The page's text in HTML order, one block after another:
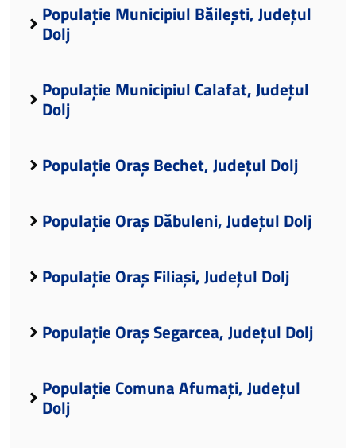
Populație Municipiul Băilești, Județul
Dolj
Populație Municipiul Calafat, Județul
Dolj
Populație Oraș Bechet, Județul Dolj
Populație Oraș Dăbuleni, Județul Dolj
Populație Oraș Filiași, Județul Dolj
Populație Oraș Segarcea, Județul Dolj
Populație Comuna Afumați, Județul
Dolj